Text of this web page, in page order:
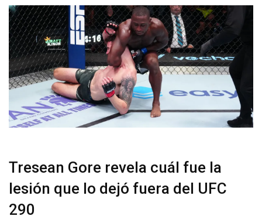
Tresean Gore revela cuál fue la
lesión que lo dejó fuera del UFC
290